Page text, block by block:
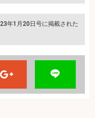
年1月20日号に掲載された